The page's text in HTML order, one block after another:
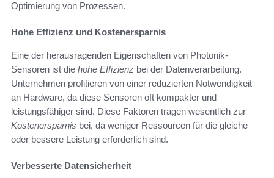
Optimierung von Prozessen.
Hohe Effizienz und Kostenersparnis
Eine der herausragenden Eigenschaften von Photonik-
Sensoren ist die hohe Effizienz bei der Datenverarbeitung.
Unternehmen profitieren von einer reduzierten Notwendigkeit
an Hardware, da diese Sensoren oft kompakter und
leistungsfähiger sind. Diese Faktoren tragen wesentlich zur
Kostenersparnis bei, da weniger Ressourcen für die gleiche
oder bessere Leistung erforderlich sind.
Verbesserte Datensicherheit